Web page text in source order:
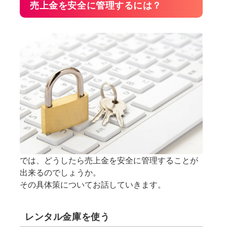
売上金を安全に管理するには？
では、どうしたら売上金を安全に管理することが
出来るのでしょうか。
その具体策についてお話していきます。
レンタル金庫を使う